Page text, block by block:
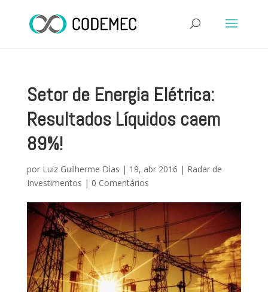
Setor de Energia Elétrica:
Resultados Líquidos caem
89%!
por Luiz Guilherme Dias | 19, abr 2016 | Radar de
Investimentos | 0 Comentários